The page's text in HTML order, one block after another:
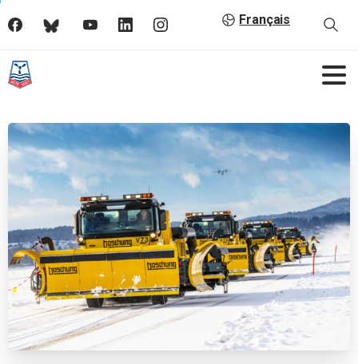
Français